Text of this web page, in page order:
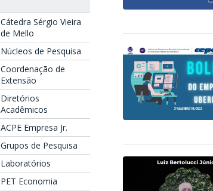
Cátedra Sérgio Vieira
de Mello
Núcleos de Pesquisa
Coordenação de
Extensão
Diretórios
Acadêmicos
ACPE Empresa Jr.
Grupos de Pesquisa
Laboratórios
PET Economia